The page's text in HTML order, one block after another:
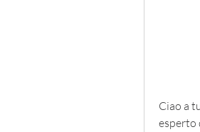
Ciao a
esperto